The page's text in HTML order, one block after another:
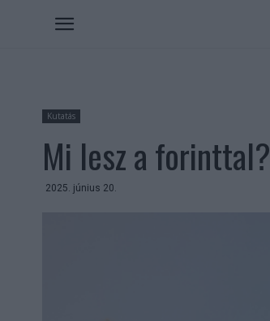
Kutatás
Mi lesz a forinttal?
2025. június 20.